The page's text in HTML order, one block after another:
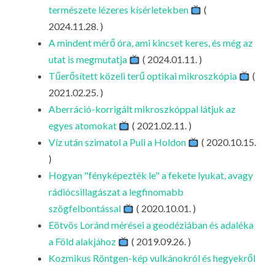
LA
O
KI
G
természete lézeres kísérletekben
(
2024.11.28. )
A mindent mérő óra, ami kincset keres, és még az
utat is megmutatja
( 2024.01.11. )
Tűerősített közeli terű optikai mikroszkópia
(
2021.02.25. )
Aberráció-korrigált mikroszkóppal látjuk az
egyes atomokat
( 2021.02.11. )
Víz után szimatol a Puli a Holdon
( 2020.10.15.
)
Hogyan "fényképezték le" a fekete lyukat, avagy
rádiócsillagászat a legfinomabb
szögfelbontással
( 2020.10.01. )
Eötvös Loránd mérései a geodéziában és adaléka
a Föld alakjához
( 2019.09.26. )
Kozmikus Röntgen-kép vulkánokról és hegyekről